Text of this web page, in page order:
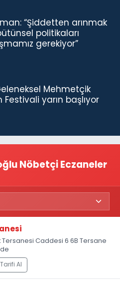
“Şiddetten arınmak
politikaları
gerekiyor”
Mehmetçik
Festivali yarın başlıyor
Nöbetçi Eczaneler
Tersanesi Caddesi 6 6B Tersane
Al